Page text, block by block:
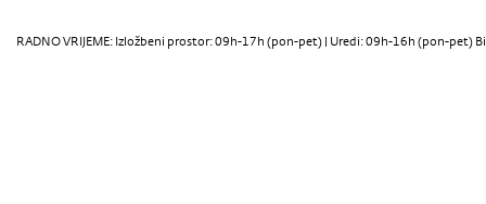
RADNO VRIJEME: Izložbeni prostor: 09h-17h (pon-pet) | Uredi: 09h-16h (pon-pet)